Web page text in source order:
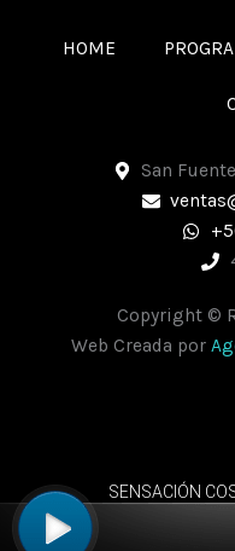
e
k
HOME
San
Copyright ©
Web Creada por